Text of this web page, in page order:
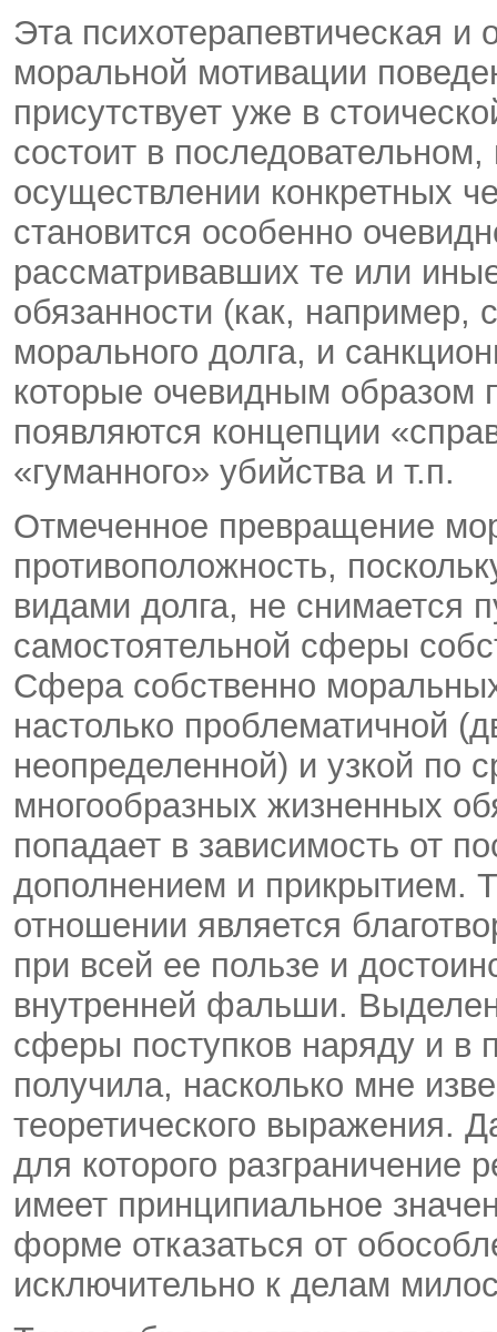
Эта психотерапевтическая и
моральной мотивации
присутствует уже в
состоит в
осуществлении конкретных
становится особенно
рассматривавших те или
обязанности (как, например,
морального долга, и
которые очевидным образом
появляются концепции
«гуманного» убийства и т.п.
Отмеченное превращение
противоположность,
видами долга, не снимается
самостоятельной сферы
Сфера собственно
настолько проблематичной
неопределенной) и узкой по
многообразных жизненных
попадает в зависимость от
дополнением и прикрытием.
отношении является
при всей ее пользе и
внутренней фальши.
сферы поступков наряду и в
получила, насколько мне
теоретического выражения.
для которого разграничение
имеет принципиальное
форме отказаться от
исключительно к делам